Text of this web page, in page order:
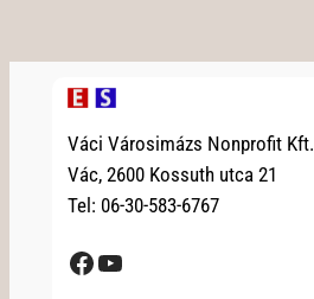
Váci Városimázs Nonprofit Kft.
Vác, 2600 Kossuth utca 21
Tel: 06-30-583-6767
Facebook YouTube